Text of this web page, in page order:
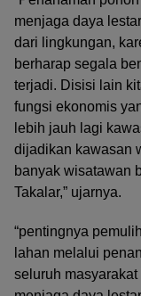
menjaga daya
dari lingkungan,
berharap segala
terjadi. Disisi lain
fungsi ekonomis
lebih jauh lagi
dijadikan kawasan
banyak wisatawan
Takalar,” ujarnya.
“pentingnya
lahan melalui
seluruh